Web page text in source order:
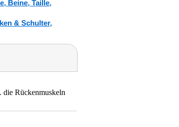
Beine, Taille,
& Schulter,
die Rückenmuskeln